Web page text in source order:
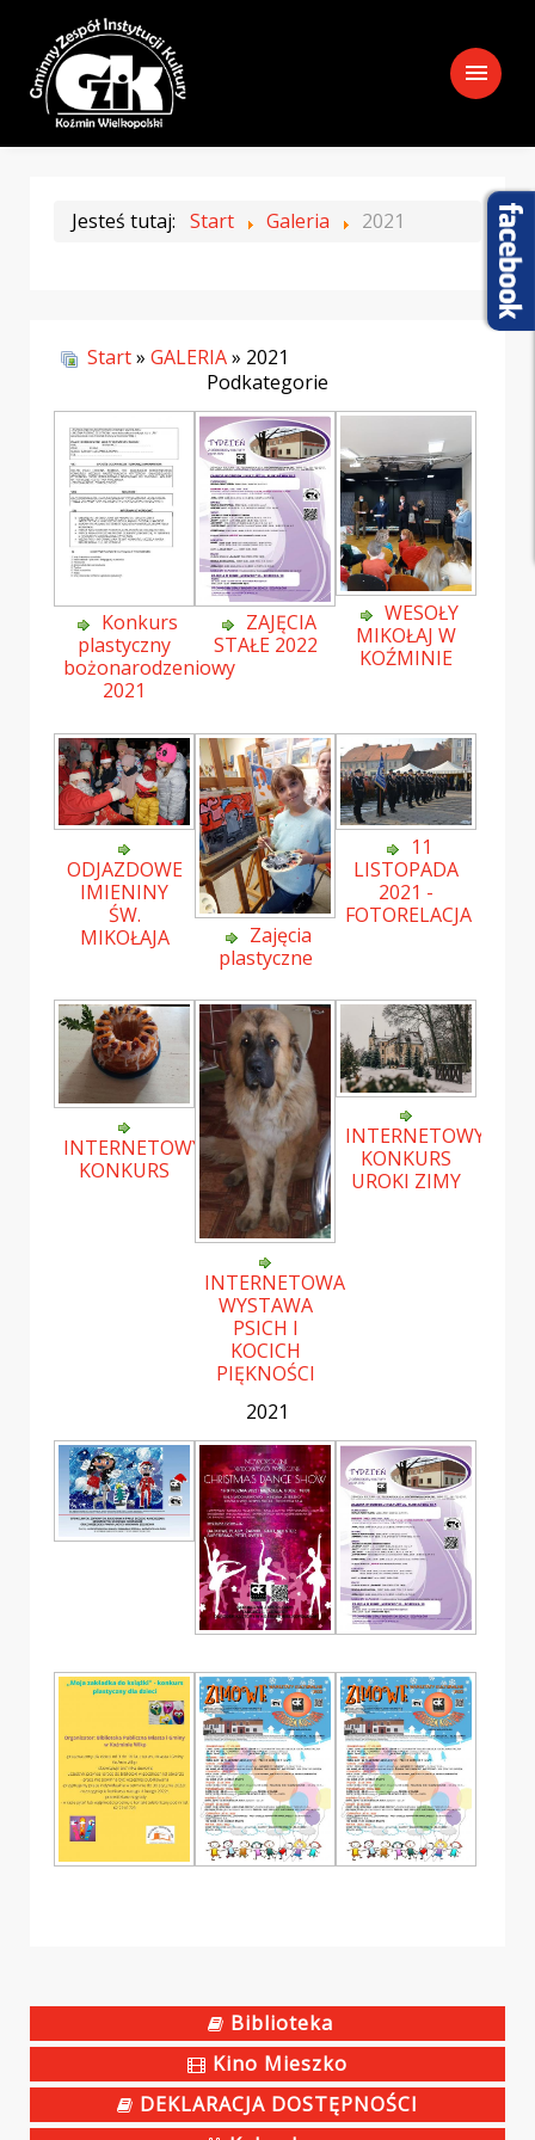
menu
Jesteś tutaj: Start Galeria 2021
Start» GALERIA» 2021
Podkategorie
Konkurs
plastyczny
bożonarodzeniowy
2021
ZAJĘCIA
STAŁE 2022
WESOŁY
MIKOŁAJ W
KOŹMINIE
ODJAZDOWE
IMIENINY
ŚW.
MIKOŁAJA
Zajęcia
plastyczne
11
LISTOPADA
2021 -
FOTORELACJA
INTERNETOWY
KONKURS
INTERNETOWA
WYSTAWA
PSICH I
KOCICH
PIĘKNOŚCI
INTERNETOWY
KONKURS
UROKI ZIMY
2021
Biblioteka
Kino Mieszko
DEKLARACJA DOSTĘPNOŚCI